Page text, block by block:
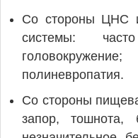
Со стороны ЦНС
системы:
полиневропатия.
Со стороны
запор,